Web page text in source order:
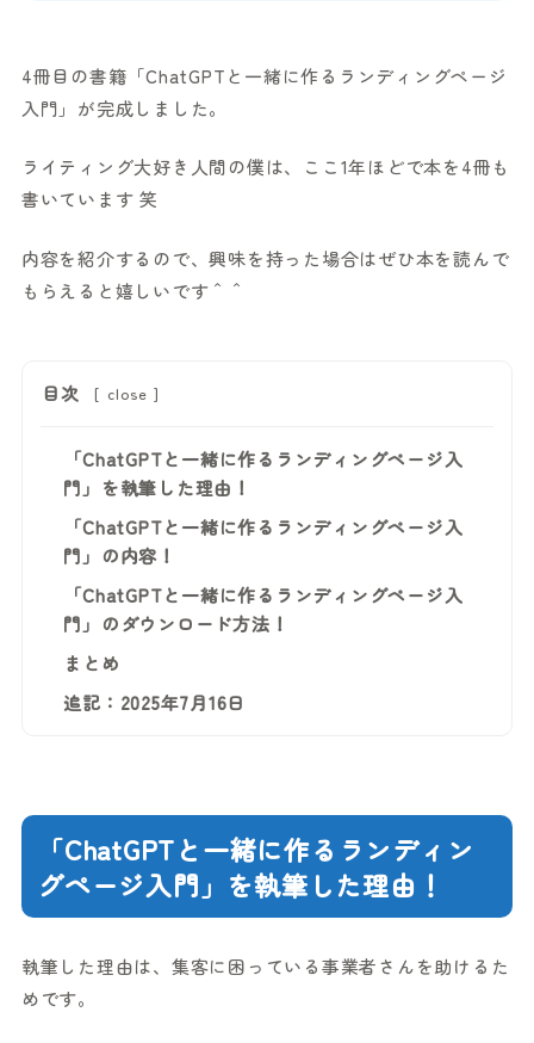
4冊目の書籍「ChatGPTと一緒に作るランディングページ
入門」が完成しました。
ライティング大好き人間の僕は、ここ1年ほどで本を4冊も
書いています 笑
内容を紹介するので、興味を持った場合はぜひ本を読んで
もらえると嬉しいです＾＾
目次 [ close ]
「ChatGPTと一緒に作るランディングページ入
門」を執筆した理由！
「ChatGPTと一緒に作るランディングページ入
門」の内容！
「ChatGPTと一緒に作るランディングページ入
門」のダウンロード方法！
まとめ
追記：2025年7月16日
「ChatGPTと一緒に作るランディン
グページ入門」を執筆した理由！
執筆した理由は、集客に困っている事業者さんを助けるた
めです。